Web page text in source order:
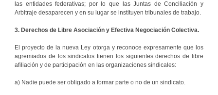
las entidades federativas; por lo que las Juntas de Conciliación y
Arbitraje desaparecen y en su lugar se instituyen tribunales de trabajo.
3. Derechos de Libre Asociación y Efectiva Negociación Colectiva.
El proyecto de la nueva Ley otorga y reconoce expresamente que los
agremiados de los sindicatos tienen los siguientes derechos de libre
afiliación y de participación en las organizaciones sindicales:
a) Nadie puede ser obligado a formar parte o no de un sindicato.